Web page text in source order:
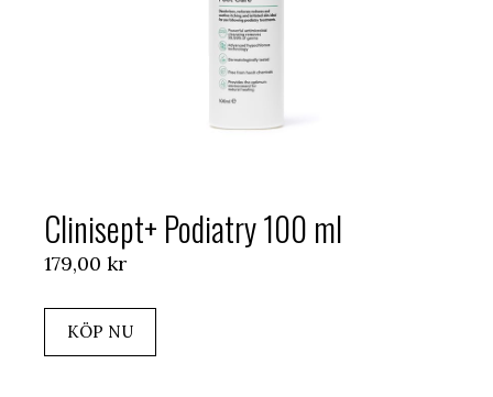
Clinisept+ Podiatry 100 ml
179,00 kr
KÖP NU